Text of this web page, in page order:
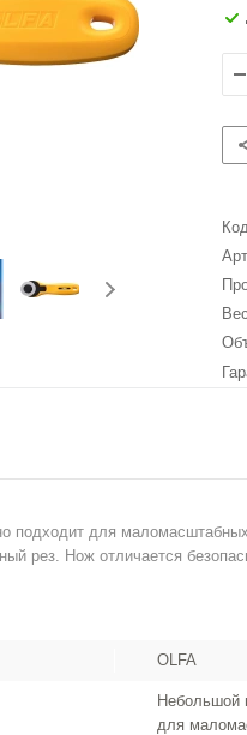
подходит для
рез. Нож отличается
OLFA
Небольшой
для